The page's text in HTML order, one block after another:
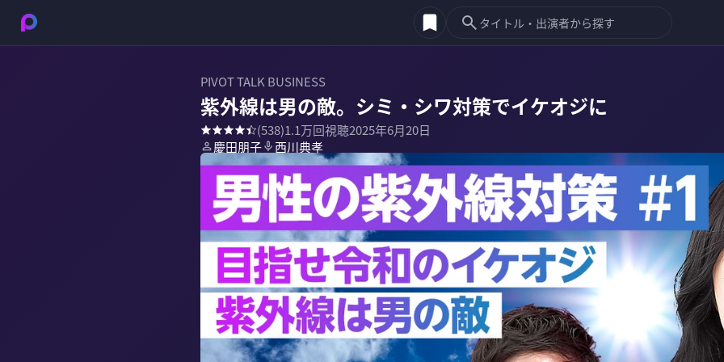
PIVOT TALK BUSINESS
紫外線は男の敵。シミ・シワ対策でイケオジに
(538)1.1万回視聴2025年6月20日
慶田朋子
西川典孝